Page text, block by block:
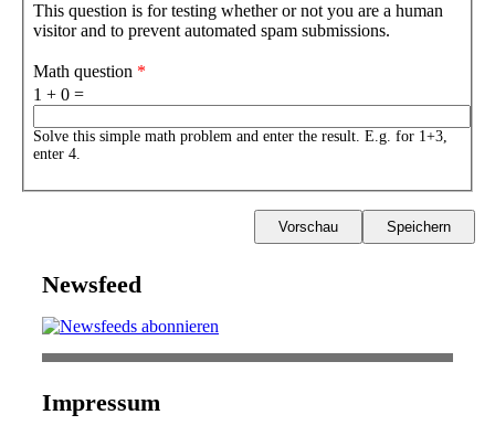
This question is for testing whether or not you are a human
visitor and to prevent automated spam submissions.
Math question *
1 + 0 =
Solve this simple math problem and enter the result. E.g. for 1+3,
enter 4.
Newsfeed
Impressum